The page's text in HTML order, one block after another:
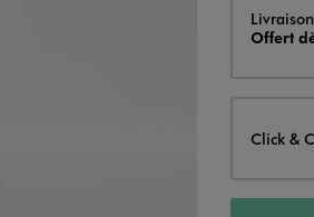
Livraison
Offert
Click &